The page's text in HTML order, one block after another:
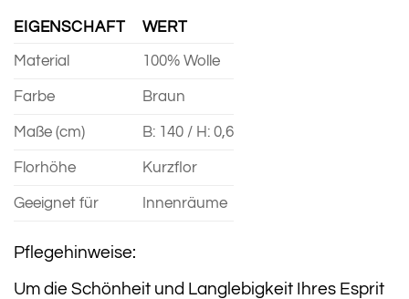
EIGENSCHAFT WERT
Material 100% Wolle
Farbe Braun
Maße (cm) B: 140 / H: 0,6
Florhöhe Kurzflor
Geeignet für Innenräume
Pflegehinweise:
Um die Schönheit und Langlebigkeit Ihres Esprit